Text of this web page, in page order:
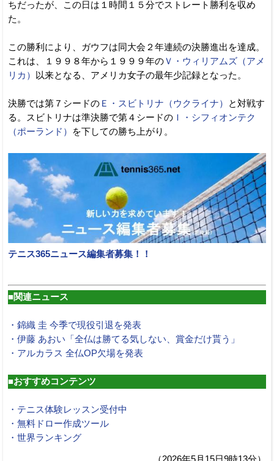
ちだったが、この日は１時間１５分でストレート勝利を収め
た。
この勝利により、ガウフは同大会２年連続の決勝進出を達成。
これは、１９９８年から１９９９年のＶ・ウィリアムズ（アメ
リカ）
以来となる、アメリカ女子の最年少記録となった。
決勝では第７シードの Ｅ・スビトリナ（ウクライナ）
と対戦す
る。スビトリナは準決勝で第４シードの Ｉ・シフィオンテク
（ポーランド）
を下しての勝ち上がり。
テニス365ニュース編集者募集！！
■関連ニュース
・錦織 圭 今季で現役引退を発表
・伊藤 あおい「全仏は勝てる気しない、賞金だけ貰う」
・アルカラス 全仏OP欠場を発表
■おすすめコンテンツ
・テニス体験レッスン受付中
・無料ドロー作成ツール
・世界ランキング